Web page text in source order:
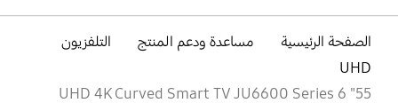
الصفحة الرئيسية مساعدة ودعم المنتج
التلفزيون
UHD
55" UHD 4K Curved Smart TV JU6600 Series 6